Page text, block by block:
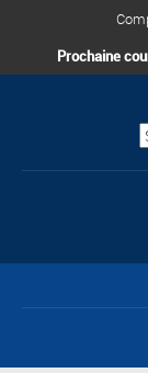
Prochaine